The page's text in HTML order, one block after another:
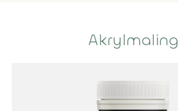
Akrylmaling